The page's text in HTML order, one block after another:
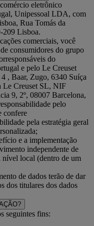
eletrônico
Unipessoal LDA, com
Rua Tomás da
209 Lisboa.
comerciais, você
consumidores do grupo
do
e pelo Le Creuset
, Baar, Zugo, 6340 Suíça
Le Creuset SL, NIF
9, 2º, 08007 Barcelona,
pelo
confere
pela estratégia geral
e a implementação
independente de
nível local (dentro de um
de dados terão de dar
dos titulares dos dados
seguintes fins: